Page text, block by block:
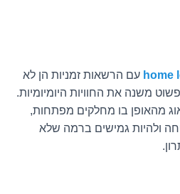
home עם הרשאות זמניות הן לא
משנה את החוויות היומיומיות.
מהאופן בו מחלקים מפתחות,
ולהיות גמישים ברמה שלא